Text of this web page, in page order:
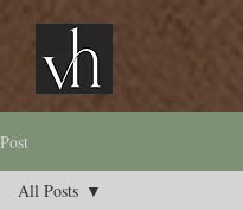
Post
All Posts